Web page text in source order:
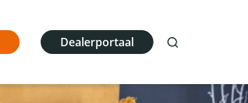
Dealerportaal